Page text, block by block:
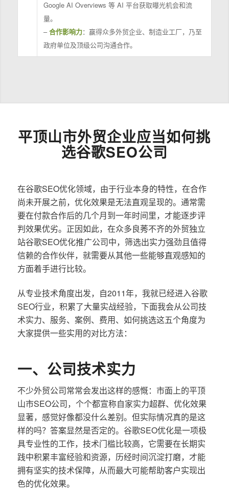
Google AI Overviews 等 AI 平台获取曝光机会和流
量。
–合作影响力：赢得众多外贸企业、制造业工厂，乃至
政府单位及顶级公司沟通合作。
平顶山市外贸企业应当如何挑
选谷歌SEO公司
在谷歌SEO优化领域，由于行业本身的特性，在合作
尚未开展之前，优化效果是无法直观呈现的。通常需
要在付款合作后的几个月到一年时间里，才能逐步评
判效果优劣。正因如此，在众多良莠不齐的外贸独立
站谷歌SEO优化推广公司中，筛选出实力强劲且值得
信赖的合作伙伴，就需要从其他一些能够直观感知的
方面着手进行比较。
从专业技术角度出发，自2011年，我就已经进入谷歌
SEO行业，积累了大量实战经验，下面我会从公司技
术实力、服务、案例、费用、如何挑选这五个角度为
大家提供一些实用的对比方法：
一、公司技术实力
不少外贸公司常常会发出这样的感慨：市面上的平顶
山市SEO公司，个个都宣称自家实力超群、优化效果
显著，感觉好像都没什么差别。但实际情况真的是这
样的吗？答案显然是否定的。谷歌SEO优化是一项极
具专业性的工作，技术门槛比较高，它需要在长期实
践中积累丰富经验和资源，历经时间沉淀打磨，才能
拥有坚实的技术保障，从而最大可能帮助客户实现出
色的优化效果。